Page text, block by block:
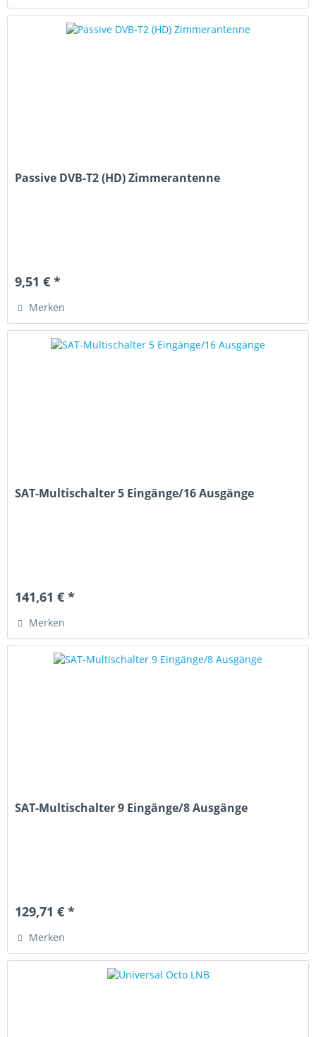
Passive DVB-T2 (HD) Zimmerantenne
9,51 € *
Merken
SAT-Multischalter 5 Eingänge/16 Ausgänge
141,61 € *
Merken
SAT-Multischalter 9 Eingänge/8 Ausgänge
129,71 € *
Merken